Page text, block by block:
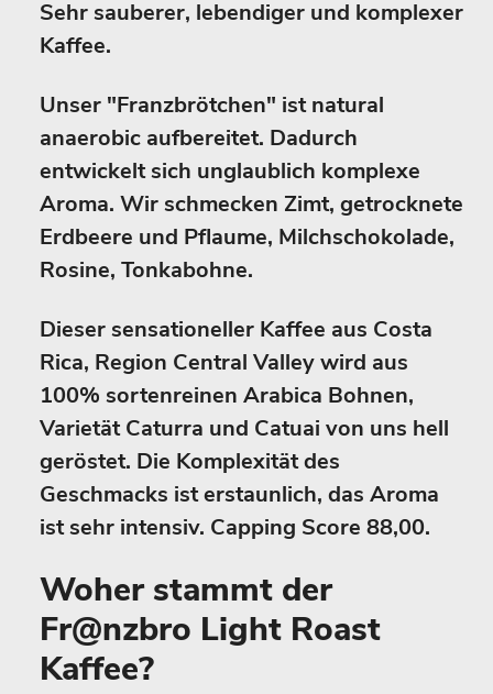
Sehr sauberer, lebendiger und komplexer
Kaffee.
Unser "Franzbrötchen" ist natural
anaerobic aufbereitet. Dadurch
entwickelt sich unglaublich komplexe
Aroma. Wir schmecken Zimt, getrocknete
Erdbeere und Pflaume, Milchschokolade,
Rosine, Tonkabohne.
Dieser sensationeller Kaffee aus Costa
Rica, Region Central Valley wird aus
100% sortenreinen Arabica Bohnen,
Varietät Caturra und Catuai von uns hell
geröstet. Die Komplexität des
Geschmacks ist erstaunlich, das Aroma
ist sehr intensiv. Capping Score 88,00.
Woher stammt der
Fr@nzbro Light Roast
Kaffee?